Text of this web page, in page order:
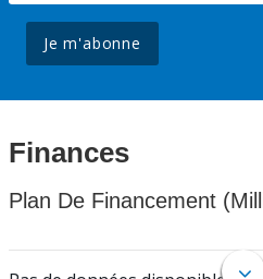
Je m'abonne
Finances
Plan De Financement